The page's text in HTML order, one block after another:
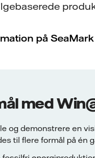
på SeaMark
med
og demonstrere en
til flere formål på én